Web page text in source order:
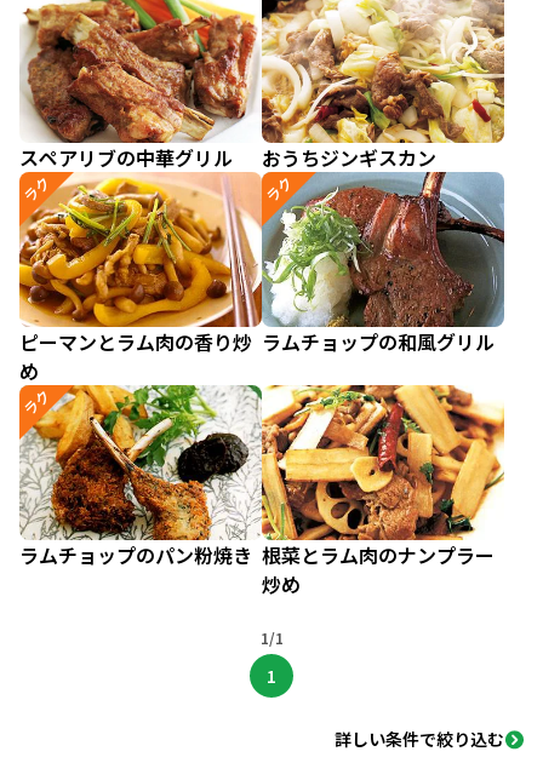
スペアリブの中華グリル おうちジンギスカン
ラク
ピーマンとラム肉の香り炒
め
ラク
ラムチョップの和風グリル
ラク
ラムチョップのパン粉焼き 根菜とラム肉のナンプラー
炒め
1/1
1
詳しい条件で絞り込む